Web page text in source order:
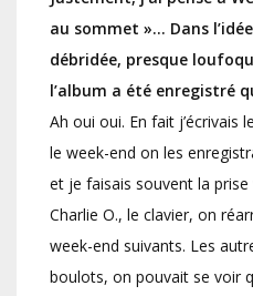
au sommet »… Dans
débridée, presque
l’album a été enregistré
Ah oui oui. En fait j’écrivais
le week-end on les
et je faisais souvent la
Charlie O., le clavier, on
week-end suivants. Les
boulots, on pouvait se voir